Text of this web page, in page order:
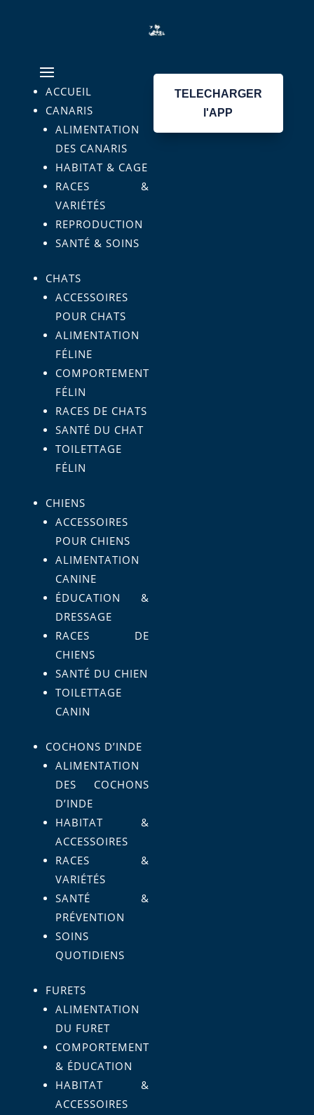
ACCUEIL
CANARIS
ALIMENTATION
DES CANARIS
HABITAT & CAGE
RACES &
VARIÉTÉS
REPRODUCTION
SANTÉ & SOINS
CHATS
ACCESSOIRES
POUR CHATS
ALIMENTATION
FÉLINE
COMPORTEMENT
FÉLIN
RACES DE CHATS
SANTÉ DU CHAT
TOILETTAGE
FÉLIN
CHIENS
ACCESSOIRES
POUR CHIENS
ALIMENTATION
CANINE
ÉDUCATION &
DRESSAGE
RACES DE
CHIENS
SANTÉ DU CHIEN
TOILETTAGE
CANIN
COCHONS D’INDE
ALIMENTATION
DES COCHONS
D’INDE
HABITAT &
ACCESSOIRES
RACES &
VARIÉTÉS
SANTÉ &
PRÉVENTION
SOINS
QUOTIDIENS
FURETS
ALIMENTATION
DU FURET
COMPORTEMENT
& ÉDUCATION
HABITAT &
ACCESSOIRES
TELECHARGER
l'APP